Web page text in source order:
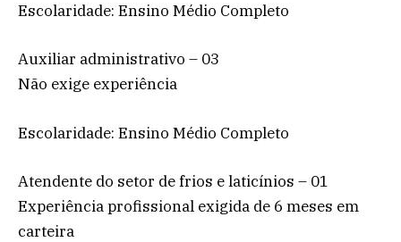
Escolaridade: Ensino Médio Completo
Auxiliar administrativo – 03
Não exige experiência
Escolaridade: Ensino Médio Completo
Atendente do setor de frios e laticínios – 01
Experiência profissional exigida de 6 meses em
carteira